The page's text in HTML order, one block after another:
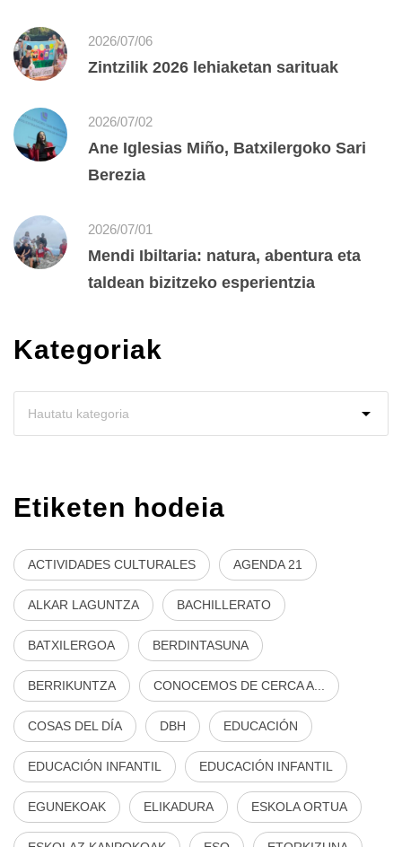
2026/07/06
Zintzilik 2026 lehiaketan sarituak
2026/07/02
Ane Iglesias Miño, Batxilergoko Sari
Berezia
2026/07/01
Mendi Ibiltaria: natura, abentura eta
taldean bizitzeko esperientzia
Kategoriak
Etiketen hodeia
ACTIVIDADES CULTURALES AGENDA 21
ALKAR LAGUNTZA BACHILLERATO
BATXILERGOA BERDINTASUNA
BERRIKUNTZA CONOCEMOS DE CERCA A...
COSAS DEL DÍA DBH EDUCACIÓN
EDUCACIÓN INFANTIL EDUCACIÓN INFANTIL
EGUNEKOAK ELIKADURA ESKOLA ORTUA